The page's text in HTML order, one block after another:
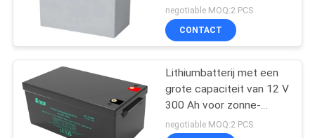
energieopslag
negotiable MOQ:2 PCS
CONTACT
Lithiumbatterij met een
grote capaciteit van 12 V
300 Ah voor zonne-
energie en back-up
negotiable MOQ:2 PCS